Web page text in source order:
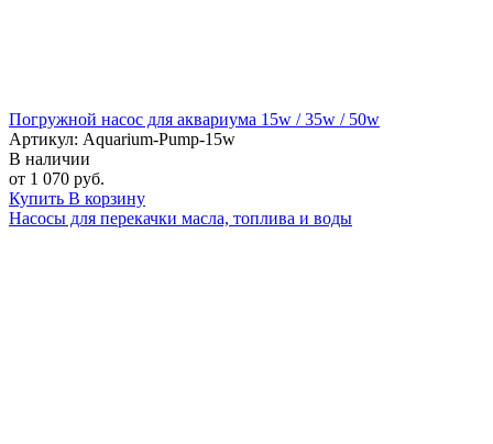
Погружной насос для аквариума 15w / 35w / 50w
Артикул: Aquarium-Pump-15w
В наличии
от 1 070 руб.
Купить В корзину
Насосы для перекачки масла, топлива и воды